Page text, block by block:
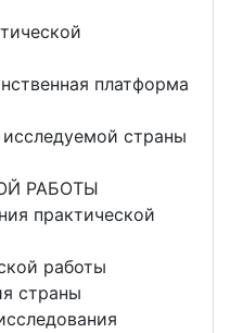
платформа
страны
РАБОТЫ
практической
работы
страны